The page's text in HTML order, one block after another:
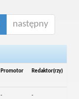
następny
Promotor Redaktor(rzy)
- -